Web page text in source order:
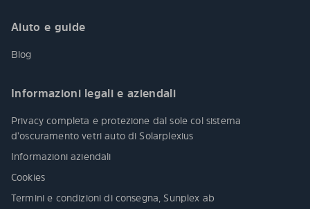
Aiuto e guide
Blog
Informazioni legali e aziendali
Privacy completa e protezione dal sole col sistema
d’oscuramento vetri auto di Solarplexius
Informazioni aziendali
Cookies
Termini e condizioni di consegna, Sunplex ab